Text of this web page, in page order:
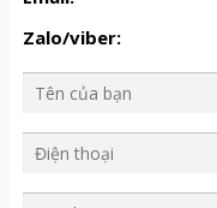
Zalo/viber: